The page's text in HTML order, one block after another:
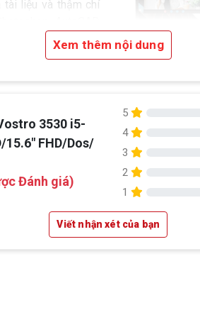
tài liệu và thậm chí
2. Lưu trữ
nhanh:
SSD dung
nhanh. RAM
nhiệm, có thể
Xem thêm nội dung
3530 i5-
15.6" FHD/Dos/
Đánh giá)
5
4
3
2
1
Viết nhận xét của bạn